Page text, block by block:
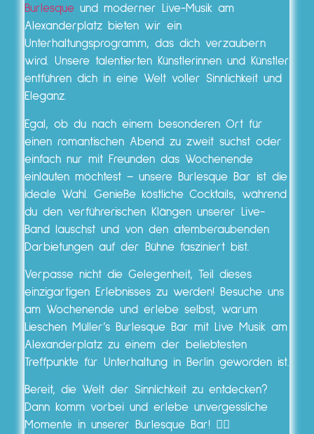
Burlesque und moderner Live-Musik am
Alexanderplatz bieten wir ein
Unterhaltungsprogramm, das dich verzaubern
wird. Unsere talentierten Künstlerinnen und Künstler
entführen dich in eine Welt voller Sinnlichkeit und
Eleganz.
Egal, ob du nach einem besonderen Ort für
einen romantischen Abend zu zweit suchst oder
einfach nur mit Freunden das Wochenende
einläuten möchtest – unsere Burlesque Bar ist die
ideale Wahl. Genieße köstliche Cocktails, während
du den verführerischen Klängen unserer Live-
Band lauschst und von den atemberaubenden
Darbietungen auf der Bühne fasziniert bist.
Verpasse nicht die Gelegenheit, Teil dieses
einzigartigen Erlebnisses zu werden! Besuche uns
am Wochenende und erlebe selbst, warum
Lieschen Müller’s Burlesque Bar mit Live Musik am
Alexanderplatz zu einem der beliebtesten
Treffpunkte für Unterhaltung in Berlin geworden ist.
Bereit, die Welt der Sinnlichkeit zu entdecken?
Dann komm vorbei und erlebe unvergessliche
Momente in unserer Burlesque Bar! 👉🏼